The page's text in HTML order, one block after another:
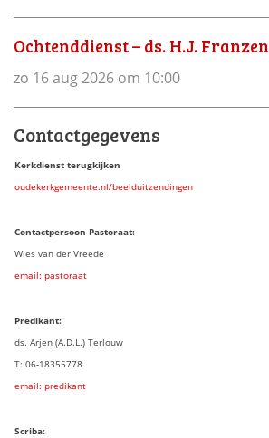
Ochtenddienst – ds. H.J. Franzen
zo 16 aug 2026 om 10:00
Contactgegevens
Kerkdienst terugkijken
oudekerkgemeente.nl/beelduitzendingen
Contactpersoon Pastoraat:
Wies van der Vreede
email: pastoraat
Predikant:
ds. Arjen (A.D.L.) Terlouw
T: 06-18355778
email: predikant
Scriba: